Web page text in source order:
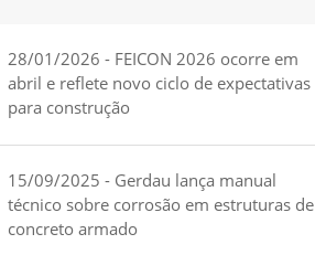
28/01/2026 - FEICON 2026 ocorre em
abril e reflete novo ciclo de expectativas
para construção
15/09/2025 - Gerdau lança manual
técnico sobre corrosão em estruturas de
concreto armado